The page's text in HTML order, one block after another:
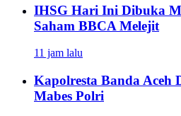
IHSG Hari Ini Dibuka
Saham BBCA Melejit
11 jam lalu
Kapolresta Banda Aceh
Mabes Polri